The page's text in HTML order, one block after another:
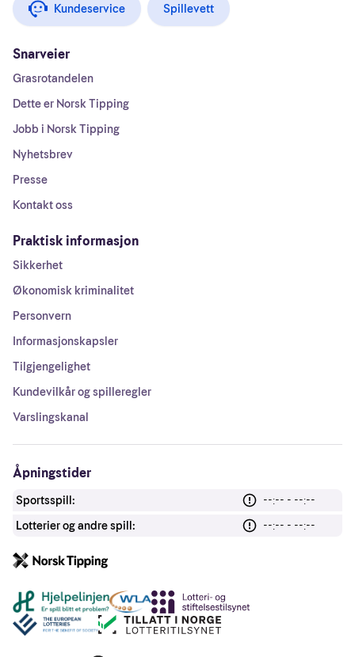
Kundeservice Spillevett
Snarveier
Grasrotandelen
Dette er Norsk Tipping
Jobb i Norsk Tipping
Nyhetsbrev
Presse
Kontakt oss
Praktisk informasjon
Sikkerhet
Økonomisk kriminalitet
Personvern
Informasjonskapsler
Tilgjengelighet
Kundevilkår og spilleregler
Varslingskanal
Åpningstider
Sportsspill:
--:-- - --:--
Lotterier og andre spill:
--:-- - --:--
Andre lenker